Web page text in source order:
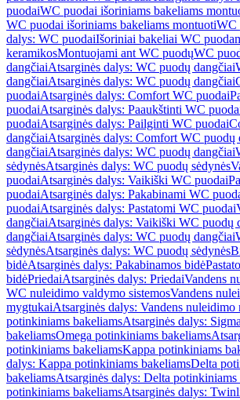
puodaiWC puodai išoriniams bakeliams
WC puodai išoriniams bakeliams montuotiWC
dalys: WC puodaiIšoriniai bakeliai WC
keramikosMontuojami ant WC puodųWC
dangčiaiAtsarginės dalys: WC puodų dangčiai
dangčiaiAtsarginės dalys: WC puodų dangčiai
puodaiAtsarginės dalys: Comfort WC puodai
puodaiAtsarginės dalys: Paaukštinti WC
puodaiAtsarginės dalys: Pailginti WC puodai
dangčiaiAtsarginės dalys: Comfort WC puodų
dangčiaiAtsarginės dalys: WC puodų dangčiai
sėdynėsAtsarginės dalys: WC puodų sėdynės
puodaiAtsarginės dalys: Vaikiški WC puodai
puodaiAtsarginės dalys: Pakabinami WC
puodaiAtsarginės dalys: Pastatomi WC puodai
dangčiaiAtsarginės dalys: Vaikiški WC puodų
dangčiaiAtsarginės dalys: WC puodų dangčiai
sėdynėsAtsarginės dalys: WC puodų sėdynės
bidėAtsarginės dalys: Pakabinamos bidė
bidėPriedaiAtsarginės dalys: PriedaiVandens
WC nuleidimo valdymo sistemosVandens
mygtukaiAtsarginės dalys: Vandens nuleidimo
potinkiniams bakeliamsAtsarginės dalys:
bakeliamsOmega potinkiniams bakeliams
potinkiniams bakeliamsKappa potinkiniams
dalys: Kappa potinkiniams bakeliamsDelta
bakeliamsAtsarginės dalys: Delta potinkiniams
potinkiniams bakeliamsAtsarginės dalys: